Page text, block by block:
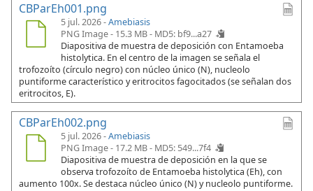
CBParEh001.png
5 jul. 2026 -Amebiasis
PNG Image - 15.3 MB - MD5: bf9...a27
Diapositiva de muestra de deposición con Entamoeba
histolytica. En el centro de la imagen se señala el
trofozoíto (círculo negro) con núcleo único (N), nucleolo
puntiforme característico y eritrocitos fagocitados (se señalan dos
eritrocitos, E).
CBParEh002.png
5 jul. 2026 -Amebiasis
PNG Image - 17.2 MB - MD5: 549...7f4
Diapositiva de muestra de deposición en la que se
observa trofozoíto de Entamoeba histolytica (Eh), con
aumento 100x. Se destaca núcleo único (N) y nucleolo puntiforme.